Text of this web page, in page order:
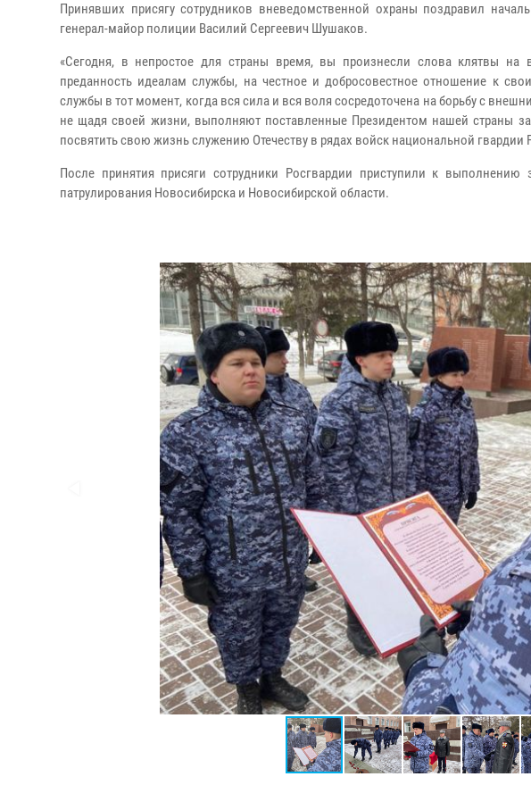
Принявших присягу сотрудников вневедомственной охраны поздравил
генерал-майор полиции Василий Сергеевич Шушаков.
«Сегодня, в непростое для страны время, вы произнесли слова клятвы на
преданность идеалам службы, на честное и добросовестное отношение к
службы в тот момент, когда вся сила и вся воля сосредоточена на борьбу с
не щадя своей жизни, выполняют поставленные Президентом нашей страны
посвятить свою жизнь служению Отечеству в рядах войск национальной
После принятия присяги сотрудники Росгвардии приступили к
патрулирования Новосибирска и Новосибирской области.